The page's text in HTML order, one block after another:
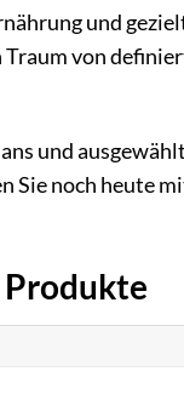
und
von
und
Sie noch heute
Produkte